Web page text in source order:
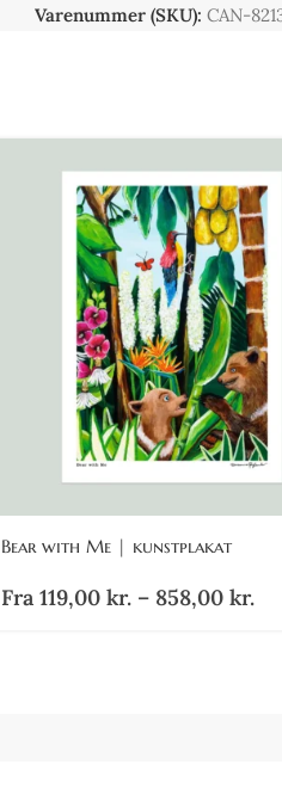
Varenummer (SKU): CAN-
Bear with Me | kunstplakat
Fra 119,00 kr. – 858,00 kr.